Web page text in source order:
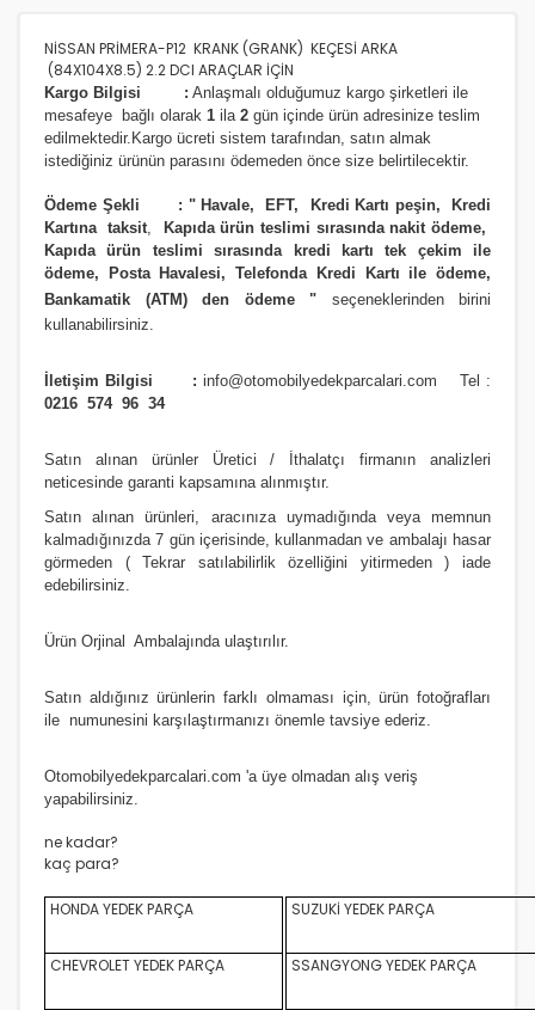
NİSSAN PRİMERA-P12 KRANK (GRANK) KEÇESİ ARKA
(84X104X8.5) 2.2 DCI ARAÇLAR İÇİN
Kargo Bilgisi : Anlaşmalı olduğumuz kargo şirketleri ile
mesafeye bağlı olarak 1 ila 2 gün içinde ürün adresinize teslim
edilmektedir. Kargo ücreti sistem tarafından, satın almak
istediğiniz ürünün parasını ödemeden önce size belirtilecektir.
Ödeme Şekli : " Havale, EFT, Kredi Kartı peşin,
Kredi
Kartına taksit,
Kapıda ürün teslimi sırasında nakit ödeme,
Kapıda ürün teslimi sırasında kredi kartı tek çekim ile
ödeme, Posta Havalesi, Telefonda Kredi Kartı ile ödeme,
Bankamatik (ATM) den ödeme "
seçeneklerinden birini
kullanabilirsiniz.
İletişim Bilgisi : info@otomobilyedekparcalari.com Tel :
0216 574 96 34
Satın alınan ürünler Üretici / İthalatçı firmanın analizleri
neticesinde garanti kapsamına alınmıştır.
Satın alınan ürünleri, aracınıza uymadığında veya memnun
kalmadığınızda 7 gün içerisinde, kullanmadan ve ambalajı hasar
görmeden ( Tekrar satılabilirlik özelliğini yitirmeden ) iade
edebilirsiniz.
Ürün Orjinal Ambalajında ulaştırılır.
Satın aldığınız ürünlerin farklı olmaması için, ürün fotoğrafları
ile numunesini karşılaştırmanızı önemle tavsiye ederiz.
Otomobilyedekparcalari.com 'a üye olmadan alış veriş
yapabilirsiniz.
ne kadar?
kaç para?
HONDA YEDEK PARÇA SUZUKİ YEDEK PARÇA
CHEVROLET YEDEK PARÇA SSANGYONG YEDEK PARÇA